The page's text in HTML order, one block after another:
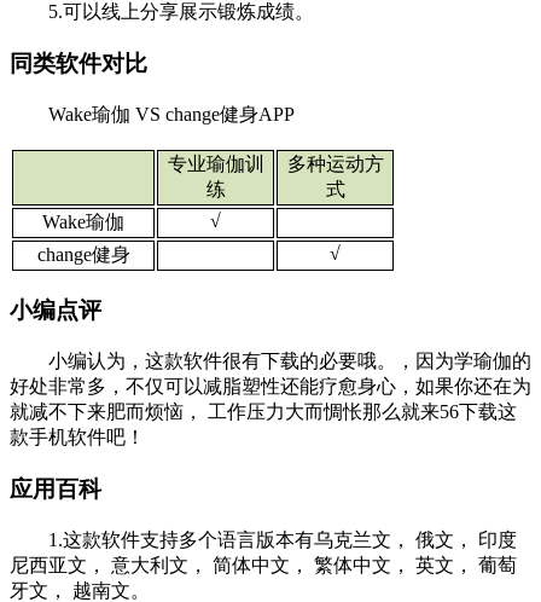
5.可以线上分享展示锻炼成绩。
同类软件对比
Wake瑜伽 VS change健身APP
专业瑜伽训
练
多种运动方
式
Wake瑜伽
√
change健身
√
小编点评
小编认为，这款软件很有下载的必要哦。，因为学瑜伽的
好处非常多，不仅可以减脂塑性还能疗愈身心，如果你还在为
就减不下来肥而烦恼， 工作压力大而惆怅那么就来56下载这
款手机软件吧！
应用百科
1.这款软件支持多个语言版本有乌克兰文， 俄文， 印度
尼西亚文， 意大利文， 简体中文， 繁体中文， 英文， 葡萄
牙文， 越南文。